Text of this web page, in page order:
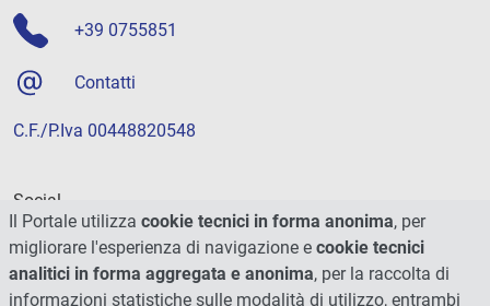
+39 0755851
Contatti
C.F./P.Iva 00448820548
Social
Il Portale utilizza cookie tecnici in forma anonima, per
migliorare l'esperienza di navigazione e cookie tecnici
analitici in forma aggregata e anonima, per la raccolta di
informazioni statistiche sulle modalità di utilizzo, entrambi